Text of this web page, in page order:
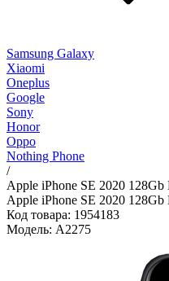
Samsung Galaxy
Xiaomi
Oneplus
Google
Sony
Honor
Oppo
Nothing Phone
/
Apple iPhone SE 2020
Apple iPhone SE 2020
Код товара: 1954183
Модель: A2275